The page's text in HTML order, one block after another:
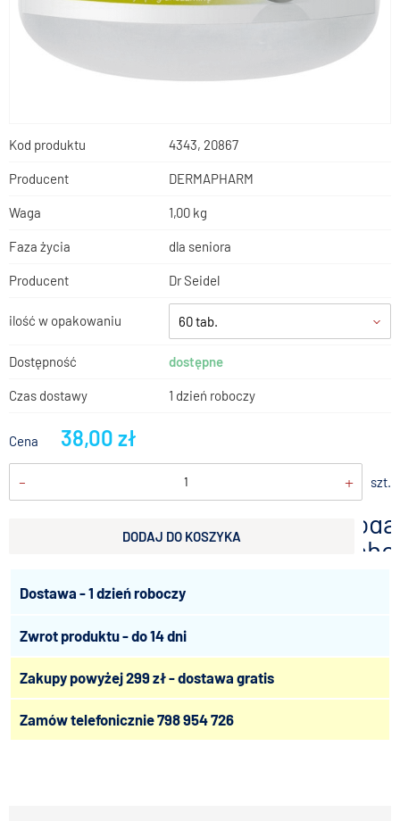
Kod produktu 4343, 20867
Producent DERMAPHARM
Waga 1,00 kg
Faza życia dla seniora
Producent Dr Seidel
ilość w opakowaniu 60 tab.
Dostępność dostępne
Czas dostawy 1 dzień roboczy
Cena 38,00 zł
- + szt.
DODAJ DO KOSZYKA
Dostawa - 1 dzień roboczy
Zwrot produktu - do 14 dni
Zakupy powyżej 299 zł - dostawa gratis
Zamów telefonicznie798 954 726